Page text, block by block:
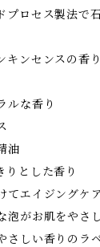
プロセス製法で
キンセンスの香り
ルな香り
油
りとした香り
てエイジングケ
泡がお肌をやさ
さしい香りのラ